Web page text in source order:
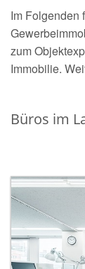
Im Folgenden
zum
Immobilie.
Büros im